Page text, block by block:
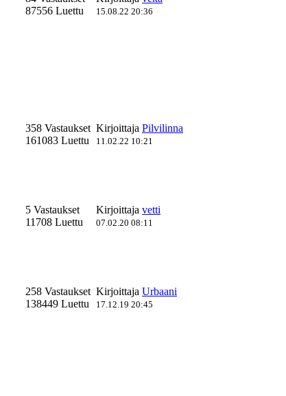
87556 Luettu
15.08.22 20:36
358 Vastaukset
161083 Luettu
Kirjoittaja Pilvilinna
11.02.22 10:21
5 Vastaukset
11708 Luettu
Kirjoittaja vetti
07.02.20 08:11
258 Vastaukset
138449 Luettu
Kirjoittaja Urbaani
17.12.19 20:45